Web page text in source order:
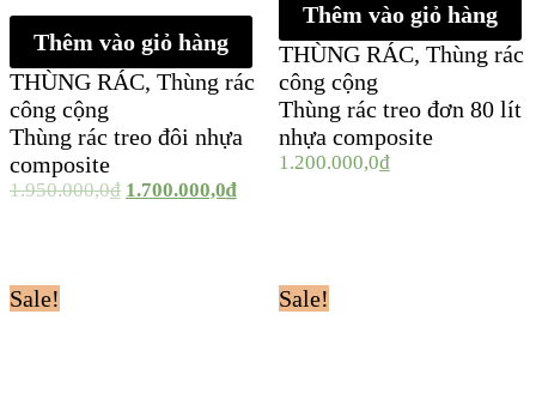
Thêm vào giỏ hàng
THÙNG RÁC, Thùng rác
công cộng
Thùng rác treo đôi nhựa
composite
1.950.000,0₫ 1.700.000,0₫
Thêm vào giỏ hàng
THÙNG RÁC, Thùng rác
công cộng
Thùng rác treo đơn 80 lít
nhựa composite
1.200.000,0₫
Sale! Sale!